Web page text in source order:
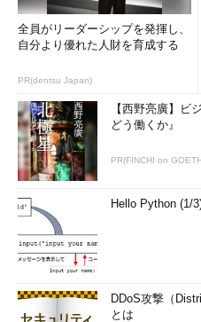
全員がリーダーシップを発揮し、
自分より優れた人財を育成する
PR(dentsu Japan)
【西野亮廣】
どう働くか』
PR(FINCHI on
Hello Python (1/
DDoS攻撃（
とは